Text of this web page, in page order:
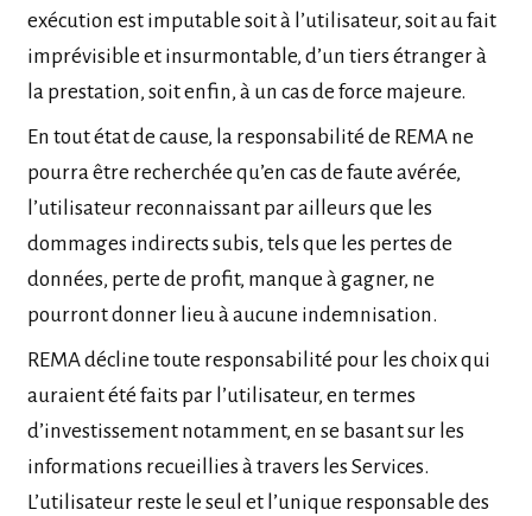
exécution est imputable soit à l’utilisateur, soit au fait
imprévisible et insurmontable, d’un tiers étranger à
la prestation, soit enfin, à un cas de force majeure.
En tout état de cause, la responsabilité de REMA ne
pourra être recherchée qu’en cas de faute avérée,
l’utilisateur reconnaissant par ailleurs que les
dommages indirects subis, tels que les pertes de
données, perte de profit, manque à gagner, ne
pourront donner lieu à aucune indemnisation.
REMA décline toute responsabilité pour les choix qui
auraient été faits par l’utilisateur, en termes
d’investissement notamment, en se basant sur les
informations recueillies à travers les Services.
L’utilisateur reste le seul et l’unique responsable des